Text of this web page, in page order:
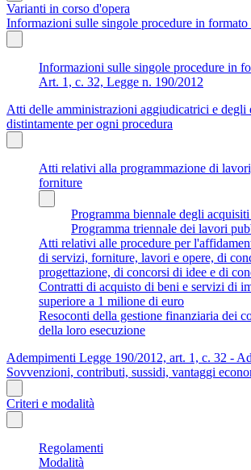
Varianti in corso d'opera
Informazioni sulle singole procedure in formato
Informazioni sulle singole procedure in
Art. 1, c. 32, Legge n. 190/2012
Atti delle amministrazioni aggiudicatrici e degli
distintamente per ogni procedura
Atti relativi alla programmazione di
forniture
Programma biennale degli
Programma triennale dei lavori
Atti relativi alle procedure per
di servizi, forniture, lavori e opere, di
progettazione, di concorsi di idee e di
Contratti di acquisto di beni e servizi di
superiore a 1 milione di euro
Resoconti della gestione finanziaria dei
della loro esecuzione
Adempimenti Legge 190/2012, art. 1, c. 32 -
Sovvenzioni, contributi, sussidi, vantaggi
Criteri e modalità
Regolamenti
Modalità